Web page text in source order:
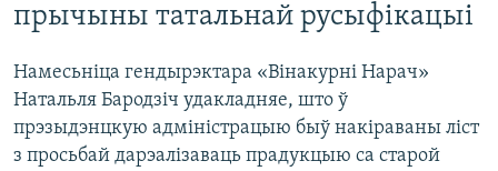
прычыны татальнай русыфікацыі
Намесьніца гендырэктара «Вінакурні Нарач»
Натальля Бародзіч удакладняе, што ў
прэзыдэнцкую адміністрацыю быў накіраваны ліст
з просьбай дарэалізаваць прадукцыю са старой